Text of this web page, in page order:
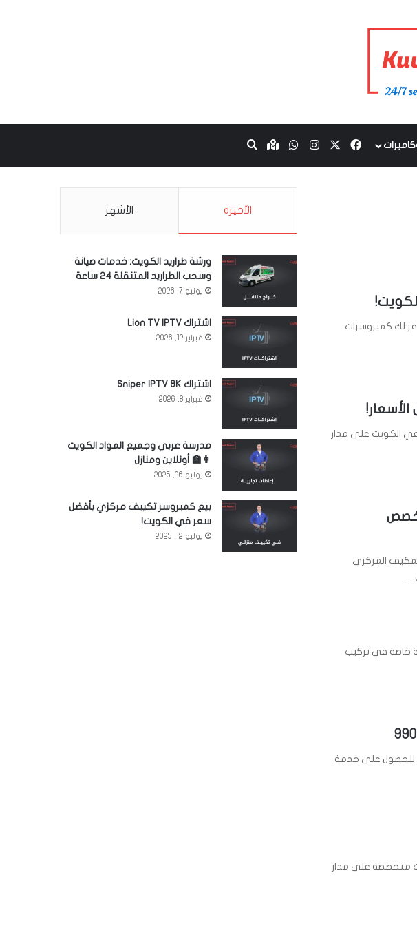
فيسبوكانستقرام
واتسابGoogle maps
بحث عن
لك كمبروسرات
الكويت على مدار
المركزي
خاصة في تركيب
للحصول على خدمة
متخصصة على مدار
الأخيرة الأشهر
ورشة طراريد الكويت: خدمات صيانة
وسحب الطراريد المتنقلة 24 ساعة
يونيو 7, 2026
اشتراك Lion TV IPTV
فبراير 12, 2026
اشتراك Sniper IPTV 8K
فبراير 8, 2026
مدرسة عربي وجميع المواد الكويت
👩‍🏫 أونلاين ومنازل
يوليو 26, 2025
بيع كمبروسر تكييف مركزي بأفضل
سعر في الكويت!
يوليو 12, 2025